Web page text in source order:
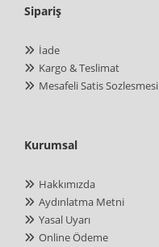
Sipariş
İade
Kargo & Teslimat
Mesafeli Satis Sozlesmesi
Kurumsal
Hakkımızda
Aydınlatma Metni
Yasal Uyarı
Online Ödeme